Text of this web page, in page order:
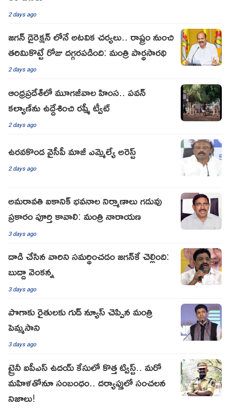
2 days ago
జగన్ డైరెక్షన్ లోనే అటవిక చర్యలు.. రాష్ట్రం నుంచి
తరిమికొట్టే రోజు దగ్గరపడింది: మంత్రి పార్థసారథి
2 days ago
ఆంధ్రప్రదేశ్‌లో మూగజీవాల హింస.. పవన్
కల్యాణ్‌ను ఉద్దేశించి రష్మీ ట్వీట్
2 days ago
ఉరవకొండ వైసీపీ మాజీ ఎమ్మెల్యే అరెస్ట్
2 days ago
అమరావతి ఐకానిక్ భవనాల నిర్మాణాలు గడువు
ప్రకారం పూర్తి కావాలి: మంత్రి నారాయణ
3 days ago
దాడి చేసిన వారిని సమర్థించడం జగన్‌కే చెల్లింది:
బుద్దా వెంకన్న
3 days ago
పొగాకు రైతులకు గుడ్ న్యూస్ చెప్పిన మంత్రి
పెమ్మసాని
3 days ago
ట్రైనీ ఐపీఎస్ ఉదయ్ కేసులో కొత్త ట్విస్ట్.. మరో
మహిళతోనూ సంబంధం.. దర్యాప్తులో సంచలన
నిజాలు!